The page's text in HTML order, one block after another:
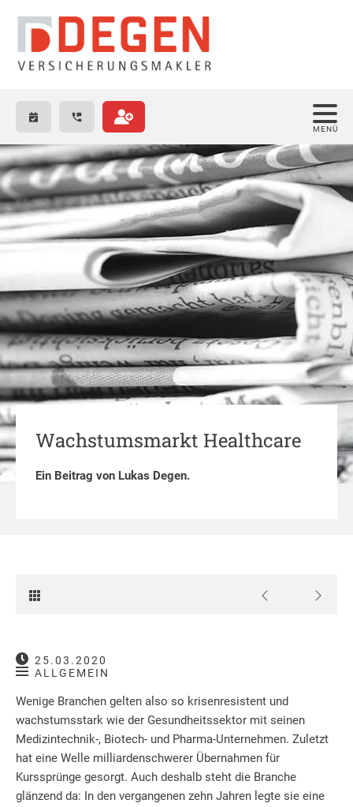
Wachstumsmarkt Healthcare
Ein Beitrag von Lukas Degen.
25.03.2020
ALLGEMEIN
Wenige Branchen gelten also so krisenresistent und
wachstumsstark wie der Gesundheitssektor mit seinen
Medizintechnik-, Biotech- und Pharma-Unternehmen. Zuletzt
hat eine Welle milliardenschwerer Übernahmen für
Kurssprünge gesorgt. Auch deshalb steht die Branche
glänzend da: In den vergangenen zehn Jahren legte sie eine